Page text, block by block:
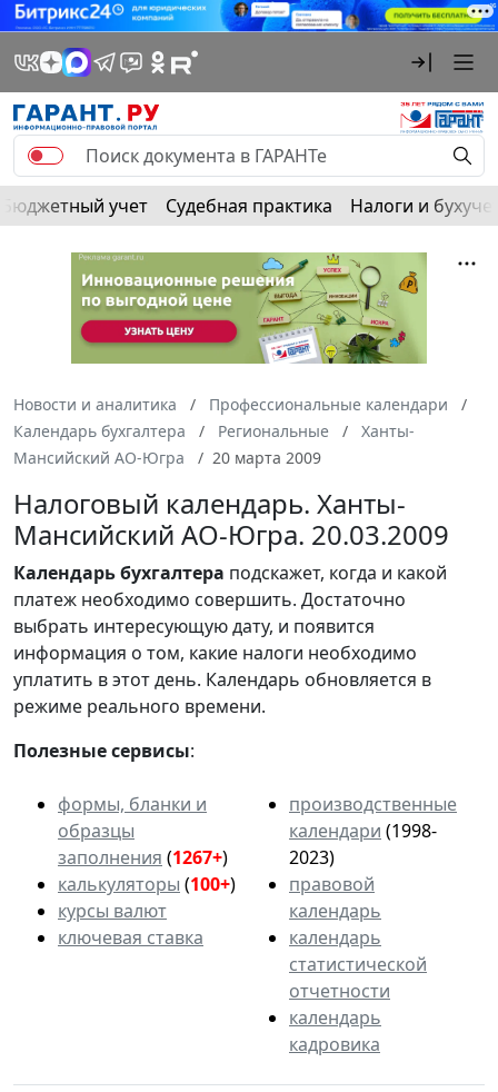
Бюджетный учет Судебная практика Налоги и
Новости и аналитика
Профессиональные календари
Календарь бухгалтера
Региональные
Ханты-
Мансийский АО-Югра
20 марта 2009
Налоговый календарь. Ханты-
Мансийский АО-Югра. 20.03.2009
Календарьбухгалтера подскажет, когда и какой
платеж необходимо совершить. Достаточно
выбрать интересующую дату, и появится
информация о том, какие налоги необходимо
уплатить в этот день. Календарь обновляется в
режиме реального времени.
Полезные сервисы:
формы, бланки и
образцы
заполнения (1267+)
калькуляторы (100+)
курсы валют
ключевая ставка
производственные
календари (1998-
2023)
правовой
календарь
календарь
статистической
отчетности
календарь
кадровика